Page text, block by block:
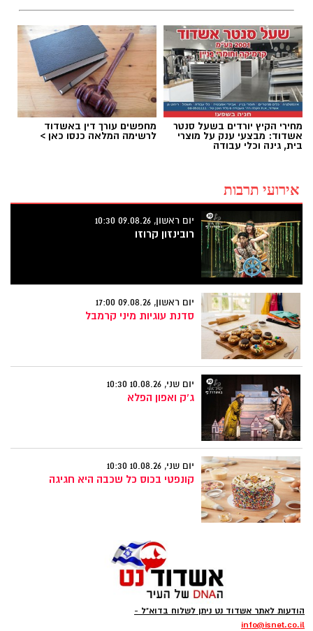
מחירי הקיץ יורדים בשעל סנטר
אשדוד: מבצעי ענק על מוצרי
בית, גינה וכלי עבודה
מחפשים עורך דין באשדוד
לרשימה המלאה כנסו כאן >
אירועי תרבות
יום ראשון, 09.08.26 10:30
רובינזון קרוזו
יום ראשון, 09.08.26 17:00
סדנת עוגיות מיני קרמבל
יום שני, 10.08.26 10:30
ג'ק ואפון הפלא
יום שני, 10.08.26 10:30
קונפטי בכוס כל שכבה היא חגיגה
הודעות לאתר אשדוד נט ניתן לשלוח בדוא"ל -
info@isnet.co.il